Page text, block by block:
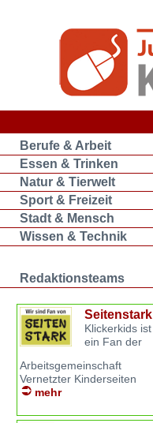
Berufe & Arbeit
Essen & Trinken
Natur & Tierwelt
Sport & Freizeit
Stadt & Mensch
Wissen & Technik
Redaktionsteams
Seitenstark
Klickerkids ist
ein Fan der
Arbeitsgemeinschaft
Vernetzter Kinderseiten
mehr